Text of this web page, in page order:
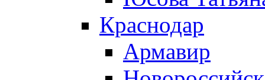
Краснодар
Армавир